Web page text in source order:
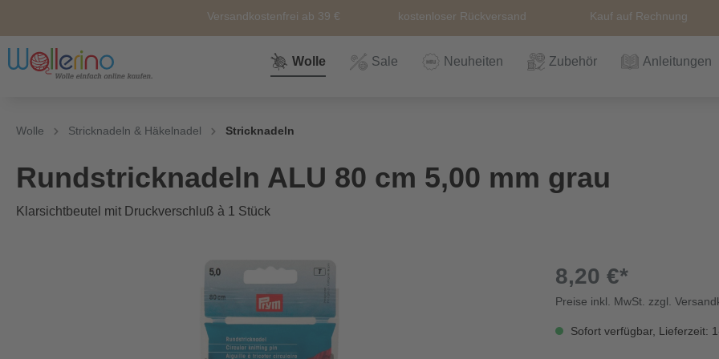
Versandkostenfrei ab 39 € kostenloser Rückversand Kauf auf Rechnung
Wolle Sale Neuheiten Zubehör Anleitungen
Neuheiten
Sockenwolle Sale
Zubehör
Wolle
Nähkörbe &
Nähkästen
Nähzubehör
Häkelnadel
Ersatz und
Reperatur
Prym Love
Alle
Themen
Wolle Stricknadeln & Häkelnadel Stricknadeln
Rundstricknadeln ALU 80 cm 5,00 mm grau
Klarsichtbeutel mit Druckverschluß à 1 Stück
8,20 €*
Preise inkl. MwSt. zzgl.
Sofort verfügbar, Lieferzeit: